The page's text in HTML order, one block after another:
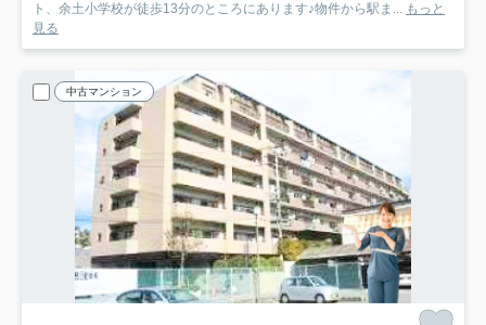
ト、余土小学校が徒歩13分のところにあります♪物件から駅ま... もっと
見る
中古マンション